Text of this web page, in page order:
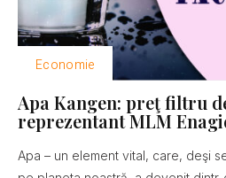
Economie
Apa Kangen: preţ filtru
reprezentant MLM
Apa – un element vital, care, deşi